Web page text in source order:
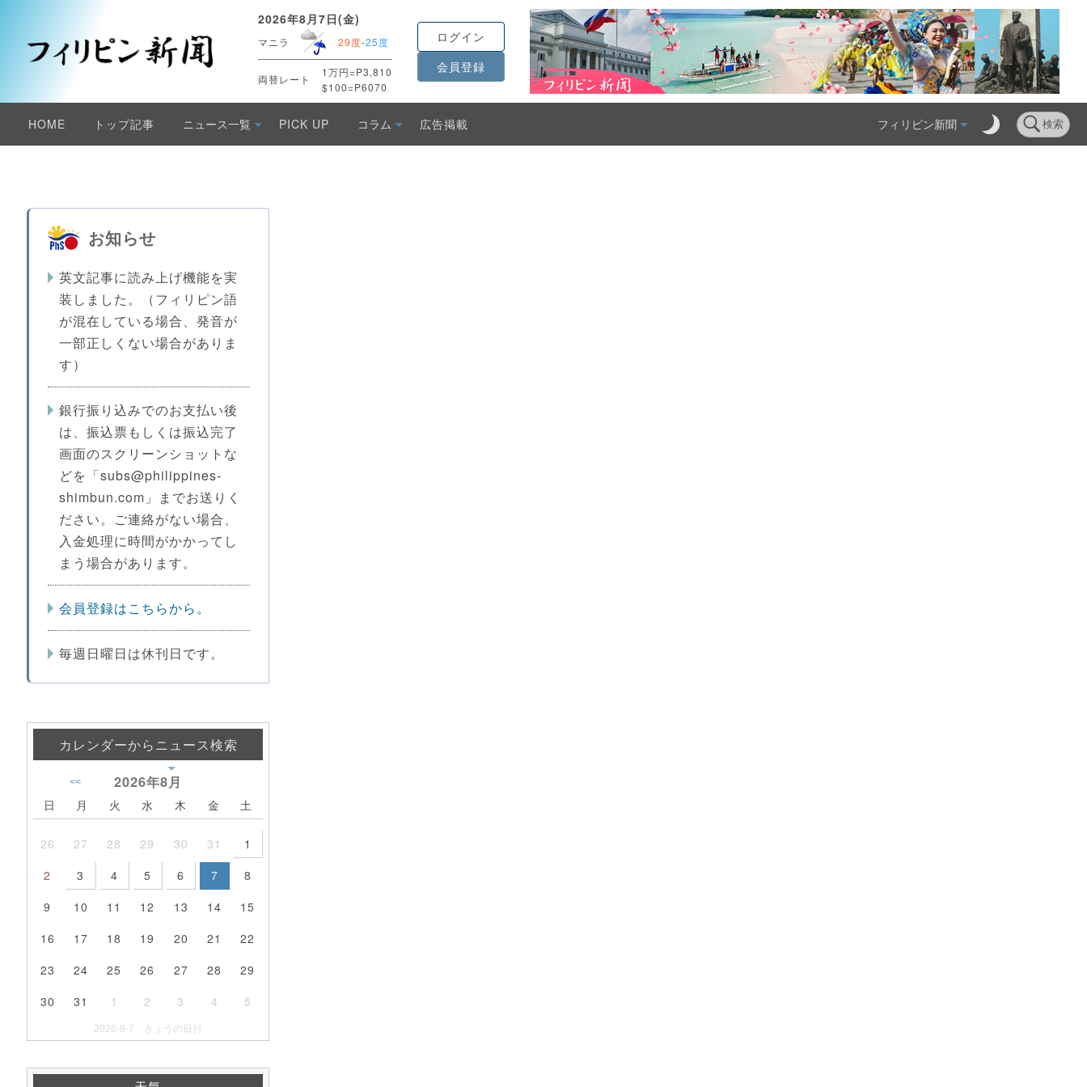
2026年8月7日(金)
マニラ 29度-25度
両替レート
1万円=P3,810
$100=P6070
ログイン
会員登録
HOME トップ記事 ニュース一覧 PICK UP コラム 広告掲載 フィリピン新聞 検索
お知らせ
英文記事に読み上げ機能を実
装しました。（フィリピン語
が混在している場合、発音が
一部正しくない場合がありま
す）
銀行振り込みでのお支払い後
は、振込票もしくは振込完了
画面のスクリーンショットな
どを「subs@philippines-
shimbun.com」までお送りく
ださい。ご連絡がない場合、
入金処理に時間がかかってし
まう場合があります。
会員登録はこちらから。
毎週日曜日は休刊日です。
カレンダーからニュース検索
2026年8月
<<
日 月 火 水 木 金 土
26 27 28 29 30 31
1
2
3 4 5 6 7
8
9
10 11 12 13 14
15
16
17 18 19 20 21
22
23
24 25 26 27 28
29
30
31 1 2 3 4 5
2026-8-7 きょうの日付